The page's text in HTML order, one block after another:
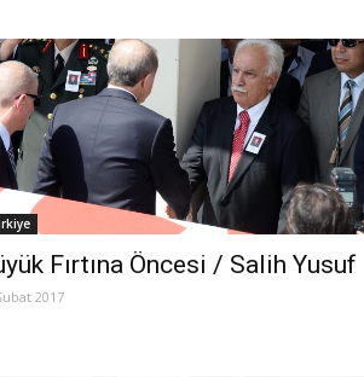
Fırtına Öncesi / Salih Yusuf
2017